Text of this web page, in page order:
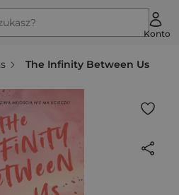
Konto
The Infinity Between Us